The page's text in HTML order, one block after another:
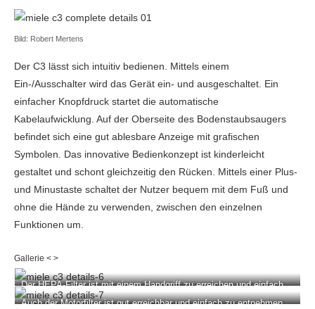
Bild: Robert Mertens
Der C3 lässt sich intuitiv bedienen. Mittels einem
Ein-/Ausschalter wird das Gerät ein- und ausgeschaltet. Ein
einfacher Knopfdruck startet die automatische
Kabelaufwicklung. Auf der Oberseite des Bodenstaubsaugers
befindet sich eine gut ablesbare Anzeige mit grafischen
Symbolen. Das innovative Bedienkonzept ist kinderleicht
gestaltet und schont gleichzeitig den Rücken. Mittels einer Plus-
und Minustaste schaltet der Nutzer bequem mit dem Fuß und
ohne die Hände zu verwenden, zwischen den einzelnen
Funktionen um.
Der HEPA-Filter ist mit einem Handgriff zu erreichen und einfach
zu entfernen.
Auch der Motorfilter ist gut erreichbar und einfach zu entnehmen.